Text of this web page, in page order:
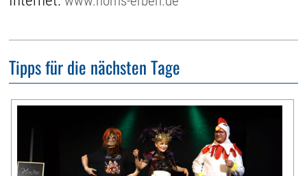
Tipps für die nächsten Tage